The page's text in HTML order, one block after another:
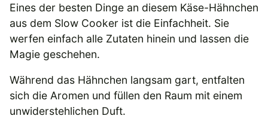
Eines der besten Dinge an diesem Käse-Hähnchen
aus dem Slow Cooker ist die Einfachheit. Sie
werfen einfach alle Zutaten hinein und lassen die
Magie geschehen.
Während das Hähnchen langsam gart, entfalten
sich die Aromen und füllen den Raum mit einem
unwiderstehlichen Duft.